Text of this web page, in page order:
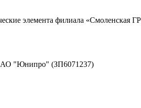
элемента филиала «Смоленская
"Юнипро" (ЗП6071237)